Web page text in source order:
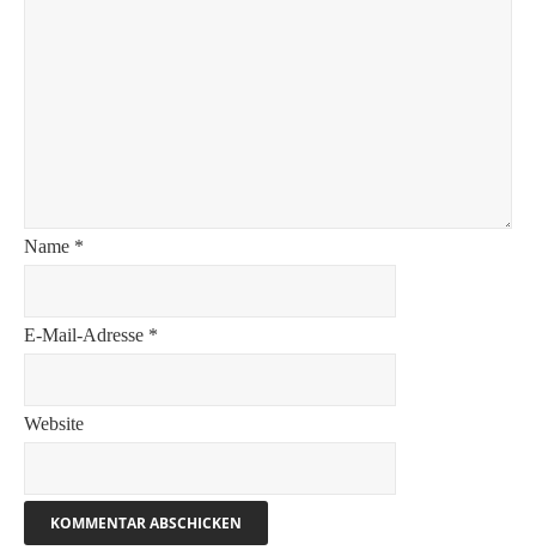
Name *
E-Mail-Adresse *
Website